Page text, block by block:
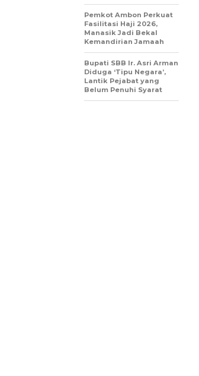
Pemkot Ambon Perkuat
Fasilitasi Haji 2026,
Manasik Jadi Bekal
Kemandirian Jamaah
Bupati SBB Ir. Asri Arman
Diduga ‘Tipu Negara’,
Lantik Pejabat yang
Belum Penuhi Syarat